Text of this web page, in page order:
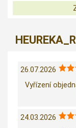
26.07.2026
Vyřízení
24.03.2026